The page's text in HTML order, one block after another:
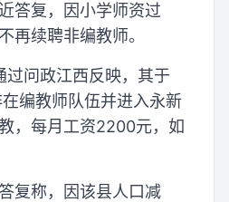
答复，因小学师资过
再续聘非编教师。
过问政江西反映，其于
编教师队伍并进入永新
，每月工资2200元，如
复称，因该县人口减